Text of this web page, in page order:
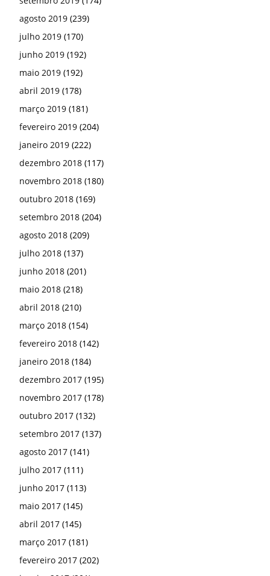
agosto 2019 (239)
julho 2019 (170)
junho 2019 (192)
maio 2019 (192)
abril 2019 (178)
março 2019 (181)
fevereiro 2019 (204)
janeiro 2019 (222)
dezembro 2018 (117)
novembro 2018 (180)
outubro 2018 (169)
setembro 2018 (204)
agosto 2018 (209)
julho 2018 (137)
junho 2018 (201)
maio 2018 (218)
abril 2018 (210)
março 2018 (154)
fevereiro 2018 (142)
janeiro 2018 (184)
dezembro 2017 (195)
novembro 2017 (178)
outubro 2017 (132)
setembro 2017 (137)
agosto 2017 (141)
julho 2017 (111)
junho 2017 (113)
maio 2017 (145)
abril 2017 (145)
março 2017 (181)
fevereiro 2017 (202)